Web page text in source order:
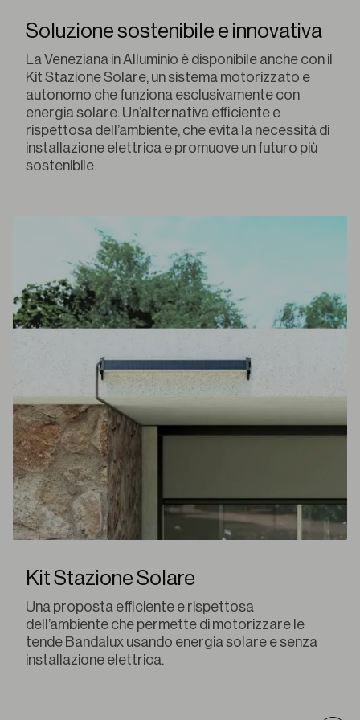
Soluzione sostenibile e innovativa
La Veneziana in Alluminio è disponibile anche con il
Kit Stazione Solare, un sistema motorizzato e
autonomo che funziona esclusivamente con
energia solare. Un’alternativa efficiente e
rispettosa dell’ambiente, che evita la necessità di
installazione elettrica e promuove un futuro più
sostenibile.
Kit Stazione Solare
Una proposta efficiente e rispettosa
dell’ambiente che permette di motorizzare le
tende Bandalux usando energia solare e senza
installazione elettrica.